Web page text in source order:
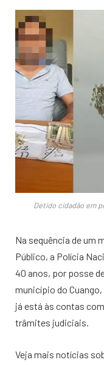
Detido cidadão em
Na sequência de um
Público, a Polícia
40 anos, por posse
município do
já está às contas
trâmites judiciais.
Veja mais notícias